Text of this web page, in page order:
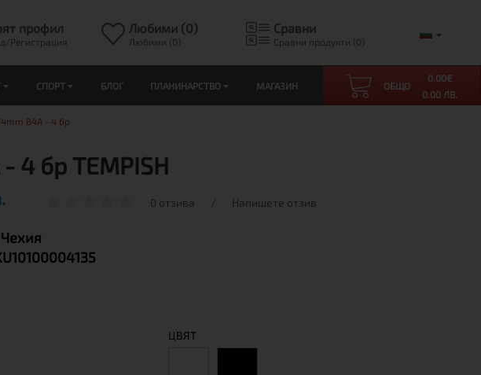
профил
Регистрация
Любими (0)
Любими (0)
Сравни
Сравни продукти (0)
СПОРТ БЛОГ ПЛАНИНАРСТВО МАГАЗИН ОБЩО
0.00€
0.00 ЛВ.
84A - 4 бр
4 бр TEMPISH
0 отзива / Напишете отзив
ЦВЯТ